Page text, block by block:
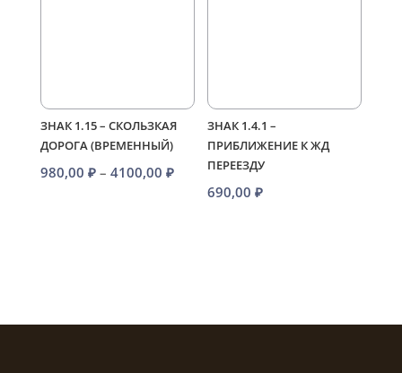
ЗНАК 1.15 – СКОЛЬЗКАЯ
ДОРОГА (ВРЕМЕННЫЙ)
980,00 ₽ – 4100,00 ₽Диапазон
ЗНАК 1.4.1 –
ПРИБЛИЖЕНИЕ К ЖД
ПЕРЕЕЗДУ
690,00₽